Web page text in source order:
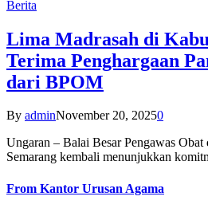
Berita
Lima Madrasah di
Terima Penghargaan
dari BPOM
By adminNovember 20, 20250
Ungaran – Balai Besar Pengawas
Semarang kembali menunjukkan
From Kantor Urusan Agama